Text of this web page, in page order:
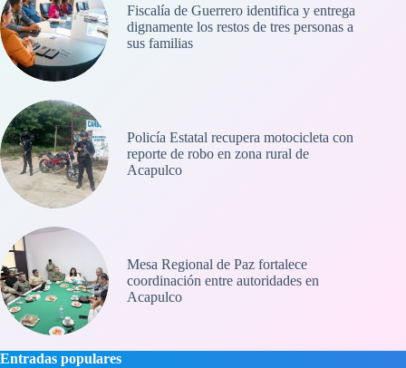
Fiscalía de Guerrero identifica y entrega
dignamente los restos de tres personas a
sus familias
Policía Estatal recupera motocicleta con
reporte de robo en zona rural de
Acapulco
Mesa Regional de Paz fortalece
coordinación entre autoridades en
Acapulco
Entradas populares